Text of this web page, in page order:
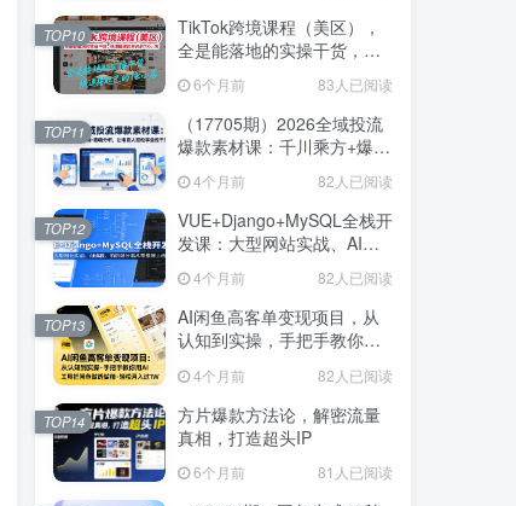
TikTok跨境课程（美区），
全是能落地的实操干货，快
速搭建起自己的TK小店
6个月前 83人已阅读
TOP10
（17705期）2026全域投流
爆款素材课：千川乘方+爆款
结构+逐帧分析，让电商人轻
松学会投千川
4个月前 82人已阅读
TOP11
VUE+Django+MySQL全栈开
发课：大型网站实战、AI编
程、前后端分离从零搭建上
线4个月前 82人已阅读
TOP12
AI闲鱼高客单变现项目，从
认知到实操，手把手教你用
松月入过1W
4个月前 82人已阅读
TOP13
方片爆款方法论，解密流量
真相，打造超头IP
6个月前 81人已阅读
TOP14